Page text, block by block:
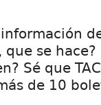
se
Sé que
de 10